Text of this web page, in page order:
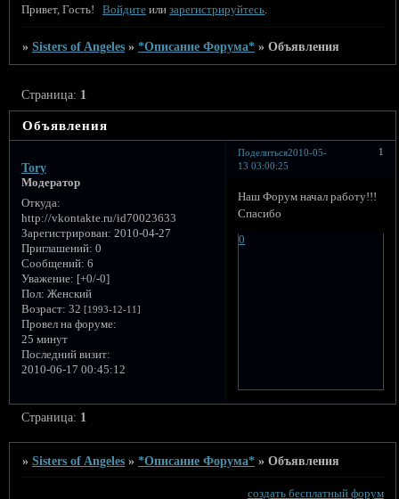
Привет, Гость! Войдите илизарегистрируйтесь.
»Sisters of Angeles »*Описание Форума* »Объявления
Объявления
Страница: 1
Поделиться 1
2010-05-
13 03:00:25
Tory
Модератор
Откуда:
http://vkontakte.ru/id70023633
Зарегистрирован: 2010-04-27
Приглашений: 0
Сообщений: 6
Уважение: [+0/-0]
Пол: Женский
Возраст: 32 [1993-12-11]
Провел на форуме:
25 минут
Последний визит:
2010-06-17 00:45:12
Наш Форум начал работу!!!
Спасибо
0
Страница: 1
»Sisters of Angeles »*Описание Форума* »Объявления
создать бесплатный форум